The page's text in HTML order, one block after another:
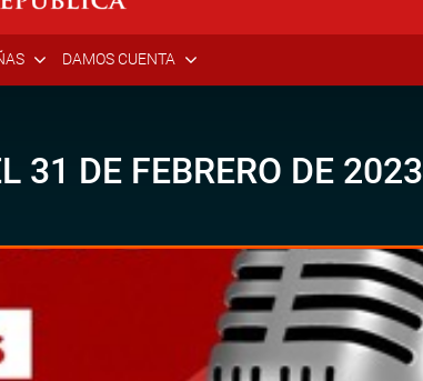
DAMOS CUENTA
31 DE FEBRERO DE 2023